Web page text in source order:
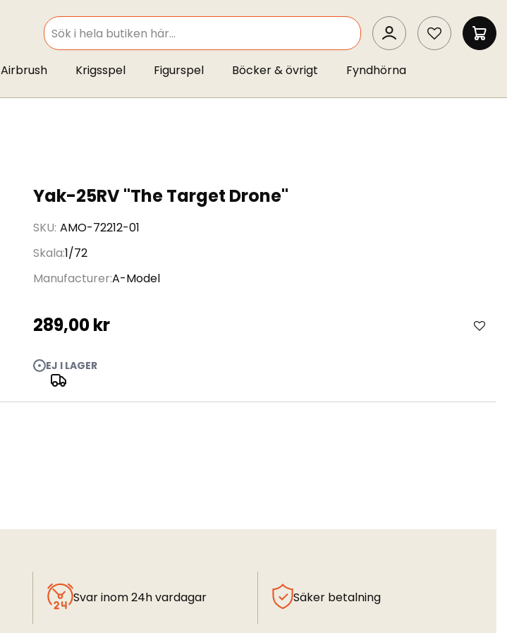
SEARCH
SEARCH
MIN
Airbrush Krigsspel Figurspel Böcker & övrigt Fyndhörna
Yak-25RV "The Target Drone"
SKU AMO-72212-01
Skala1/72
ManufacturerA-Model
289,00 kr
EJ I LAGER
Svar inom 24h vardagar Säker betalning